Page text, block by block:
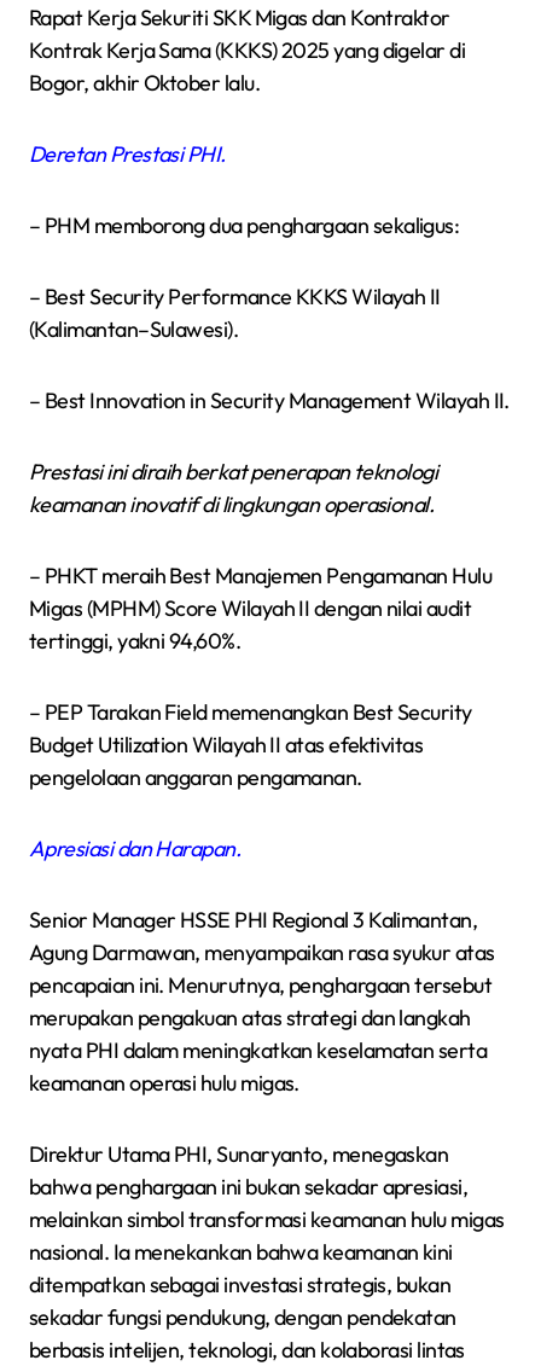
Rapat Kerja Sekuriti SKK Migas dan Kontraktor
Kontrak Kerja Sama (KKKS) 2025 yang digelar di
Bogor, akhir Oktober lalu.
Deretan Prestasi PHI.
– PHM memborong dua penghargaan sekaligus:
– Best Security Performance KKKS Wilayah II
(Kalimantan–Sulawesi).
– Best Innovation in Security Management Wilayah II.
Prestasi ini diraih berkat penerapan teknologi
keamanan inovatif di lingkungan operasional.
– PHKT meraih Best Manajemen Pengamanan Hulu
Migas (MPHM) Score Wilayah II dengan nilai audit
tertinggi, yakni 94,60%.
– PEP Tarakan Field memenangkan Best Security
Budget Utilization Wilayah II atas efektivitas
pengelolaan anggaran pengamanan.
Apresiasi dan Harapan.
Senior Manager HSSE PHI Regional 3 Kalimantan,
Agung Darmawan, menyampaikan rasa syukur atas
pencapaian ini. Menurutnya, penghargaan tersebut
merupakan pengakuan atas strategi dan langkah
nyata PHI dalam meningkatkan keselamatan serta
keamanan operasi hulu migas.
Direktur Utama PHI, Sunaryanto, menegaskan
bahwa penghargaan ini bukan sekadar apresiasi,
melainkan simbol transformasi keamanan hulu migas
nasional. Ia menekankan bahwa keamanan kini
ditempatkan sebagai investasi strategis, bukan
sekadar fungsi pendukung, dengan pendekatan
berbasis intelijen, teknologi, dan kolaborasi lintas